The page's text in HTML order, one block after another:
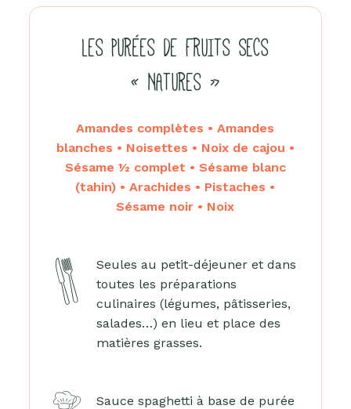
LES PURÉES DE FRUITS SECS
« NATURES »
Amandes complètes • Amandes
blanches • Noisettes • Noix de cajou •
Sésame ½ complet • Sésame blanc
(tahin) • Arachides • Pistaches •
Sésame noir • Noix
Seules au petit-déjeuner et dans
toutes les préparations
culinaires (légumes, pâtisseries,
salades…) en lieu et place des
matières grasses.
Sauce spaghetti à base de purée